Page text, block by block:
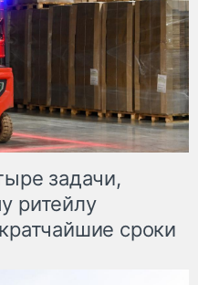
задачи,
ритейлу
сроки